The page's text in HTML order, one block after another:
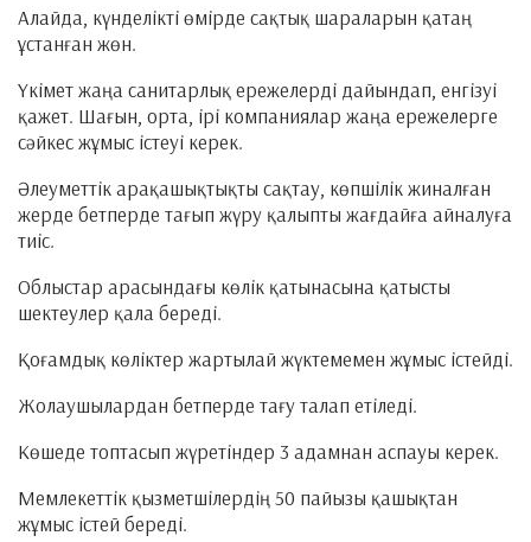
Алайда, күнделікті өмірде сақтық шараларын қатаң
ұстанған жөн.
Үкімет жаңа санитарлық ережелерді дайындап, енгізуі
қажет. Шағын, орта, ірі компаниялар жаңа ережелерге
сәйкес жұмыс істеуі керек.
Әлеуметтік арақашықтықты сақтау, көпшілік жиналған
жерде бетперде тағып жүру қалыпты жағдайға айналуға
тиіс.
Облыстар арасындағы көлік қатынасына қатысты
шектеулер қала береді.
Қоғамдық көліктер жартылай жүктемемен жұмыс істейді.
Жолаушылардан бетперде тағу талап етіледі.
Көшеде топтасып жүретіндер 3 адамнан аспауы керек.
Мемлекеттік қызметшілердің 50 пайызы қашықтан
жұмыс істей береді.